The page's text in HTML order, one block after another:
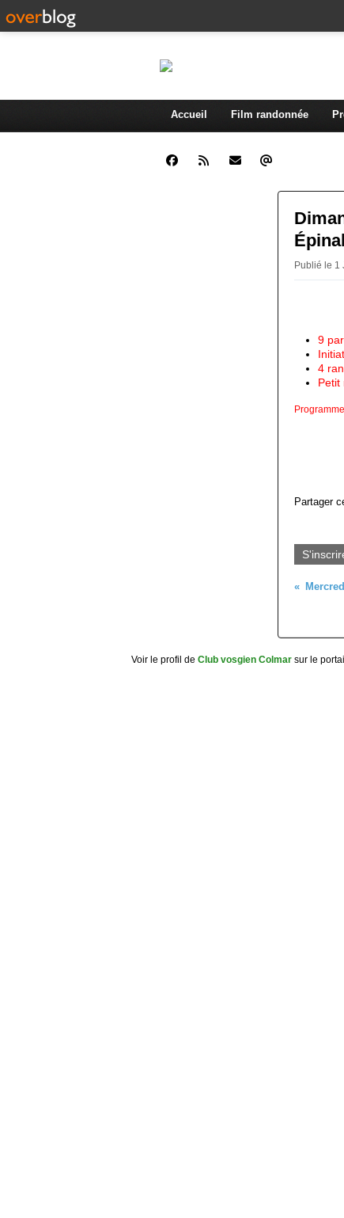
Accueil Film randonnée
Épinal
Publié le 1
9
I
4
Petit
Partager
Voir le profil de Club vosgien Colmar sur le